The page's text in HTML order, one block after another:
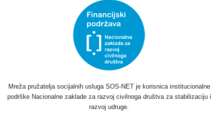
Mreža pružatelja socijalnih usluga SOS-NET je korisnica institucionalne
podrške Nacionalne zaklade za razvoj civilnoga društva za stabilizaciju i
razvoj udruge.